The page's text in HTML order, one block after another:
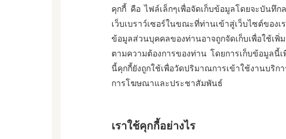
คุกกี้ คือ ไฟล์เล็กๆเพื่อจัดเก็บข้อมูลโดยจะบันทึ
เว็บเบราว์เซอร์ในขณะที่ท่านเข้าสู่เว็บไซต์ขอ
ข้อมูลส่วนบุคคลของท่านอาจถูกจัดเก็บเพื่อใช้เ
ตามความต้องการของท่าน โดยการเก็บข้อมูล
นี้คุกกี้ยังถูกใช้เพื่อวัดปริมาณการเข้าใช้งานบริ
การโฆษณาและประชาสัมพันธ์
เราใช้คุกกี้อย่างไร